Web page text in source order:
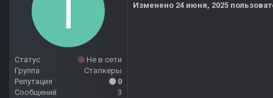
Статус
Не в сети
Группа
Сталкеры
Репутация
0
Сообщений
3
Изменено 24 июня, 2025